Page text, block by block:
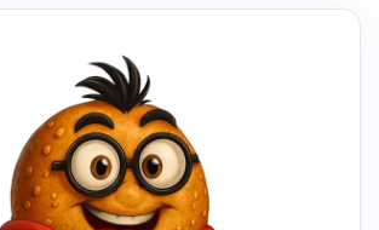
AMATEURS
PLEIN
AIR